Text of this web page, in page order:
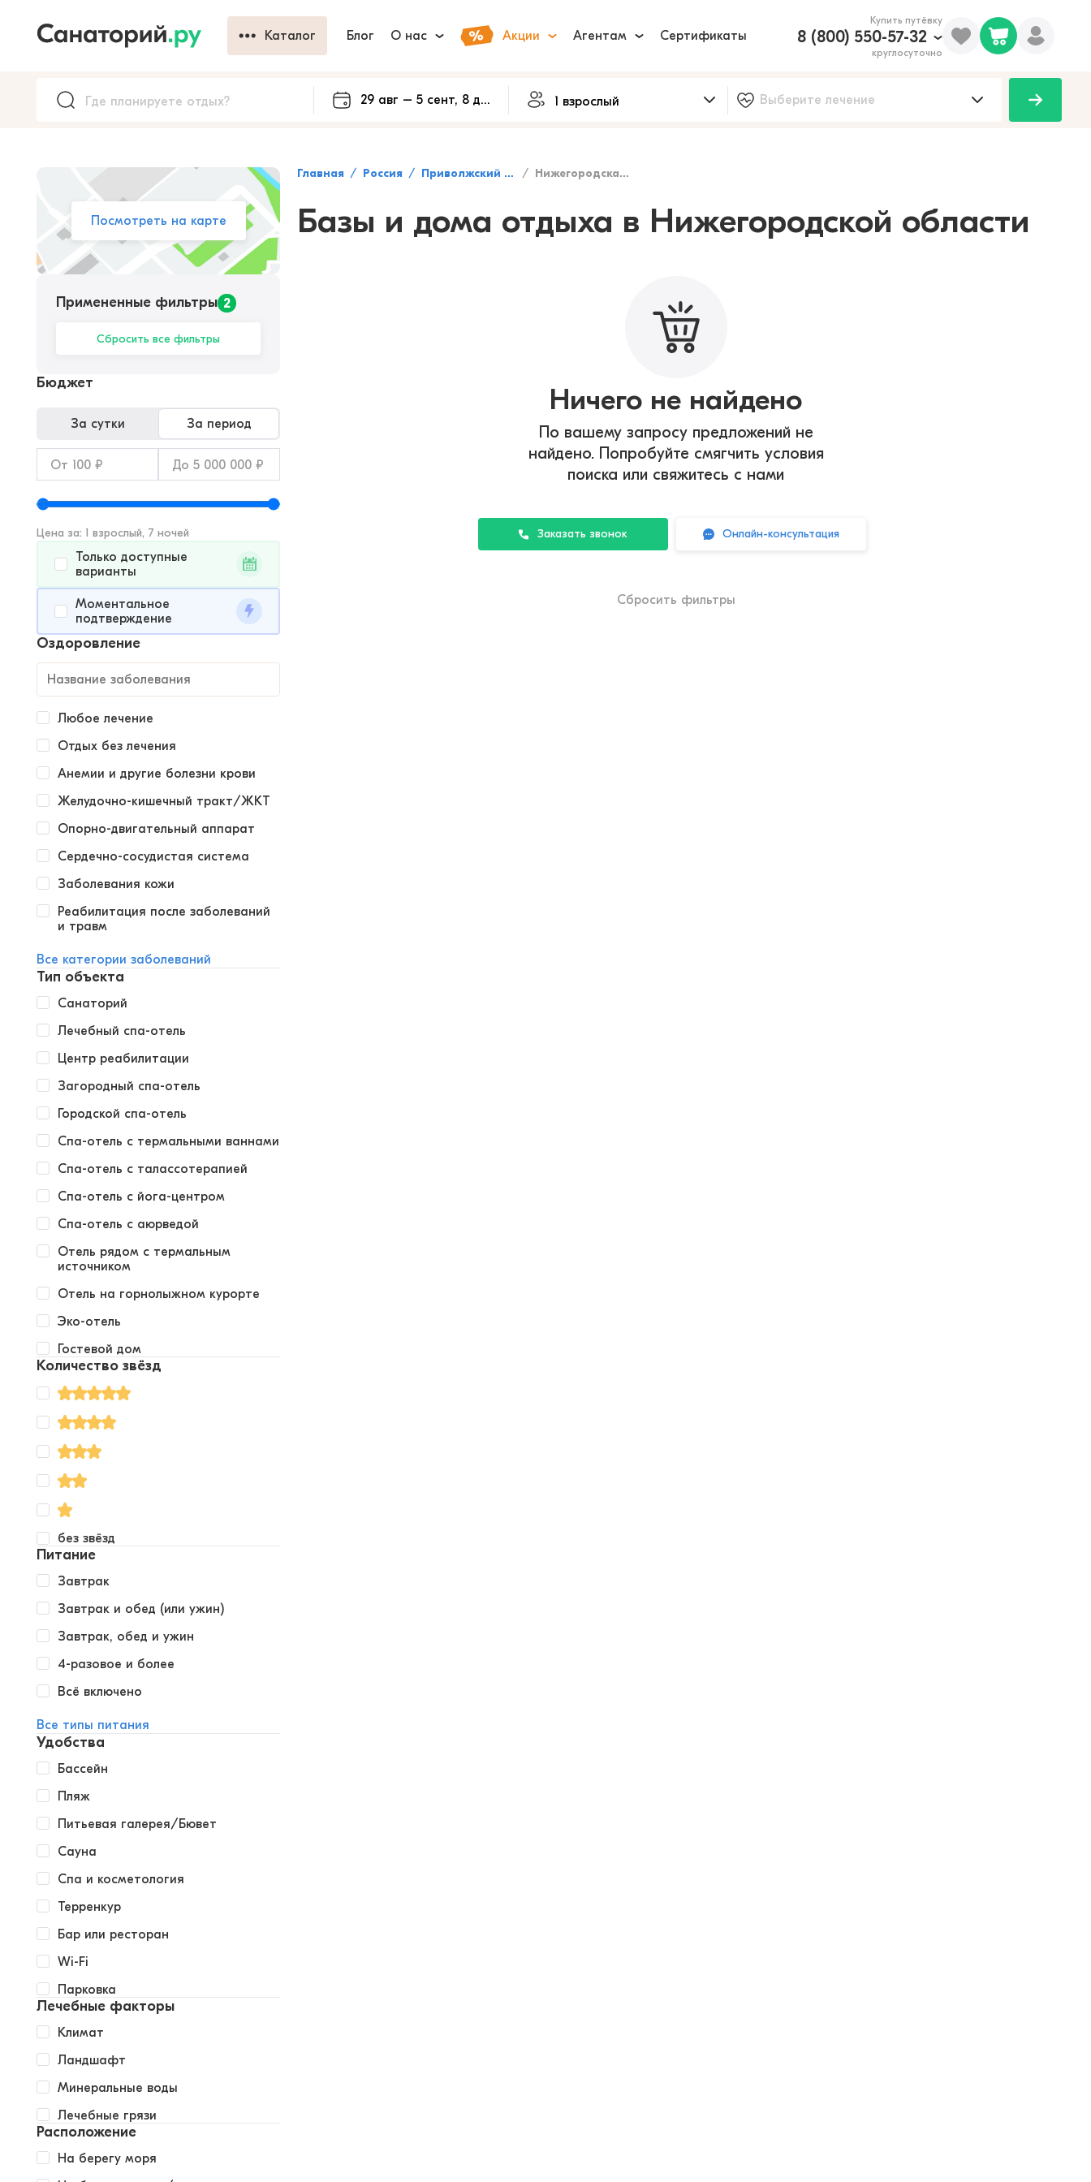
Каталог Блог О нас Акции Агентам Сертификаты
Купить путёвку
8 (800) 550-57-32
круглосуточно
Посмотреть на карте
Примененные фильтры 2
Сбросить все фильтры
Бюджет
За сутки За период
Цена за: 1 взрослый, 7 ночей
Только доступные
варианты
Моментальное
подтверждение
Оздоровление
Любое лечение
Отдых без лечения
Анемии и другие болезни крови
Желудочно-кишечный тракт/ЖКТ
Опорно-двигательный аппарат
Сердечно-сосудистая система
Заболевания кожи
Реабилитация после заболеваний
и травм
Все категории заболеваний
Тип объекта
Санаторий
Лечебный спа-отель
Центр реабилитации
Загородный спа-отель
Городской спа-отель
Спа-отель с термальными ваннами
Спа-отель с талассотерапией
Спа-отель с йога-центром
Спа-отель с аюрведой
Отель рядом с термальным
источником
Отель на горнолыжном курорте
Эко-отель
Гостевой дом
Количество звёзд
без звёзд
Питание
Завтрак
Завтрак и обед (или ужин)
Завтрак, обед и ужин
4-разовое и более
Всё включено
Все типы питания
Удобства
Бассейн
Пляж
Питьевая галерея/Бювет
Сауна
Спа и косметология
Терренкур
Бар или ресторан
Wi-Fi
Парковка
Лечебные факторы
Климат
Ландшафт
Минеральные воды
Лечебные грязи
Расположение
На берегу моря
Главная Россия Приволжский федеральный округ Нижегородская область
Базы и дома отдыха в Нижегородской области
Ничего не найдено
По вашему запросу предложений не
найдено. Попробуйте смягчить условия
поиска или свяжитесь с нами
Заказать звонок Онлайн-консультация
Сбросить фильтры